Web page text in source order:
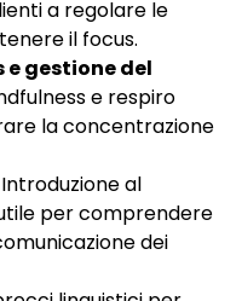
a regolare le
il focus.
e gestione del
e respiro
la concentrazione
al
per comprendere
dei